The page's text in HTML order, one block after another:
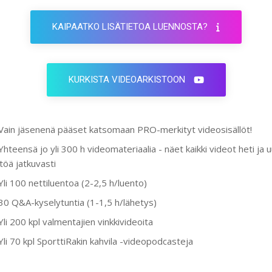
KAIPAATKO LISÄTIETOA LUENNOSTA?
KURKISTA VIDEOARKISTOON
jäsenenä pääset katsomaan PRO-merkityt videosisällöt!
jo yli 300 h videomateriaalia - näet kaikki videot heti ja
jatkuvasti
100 nettiluentoa (2-2,5 h/luento)
Q&A-kyselytuntia (1-1,5 h/lähetys)
200 kpl valmentajien vinkkivideoita
70 kpl SporttiRakin kahvila -videopodcasteja